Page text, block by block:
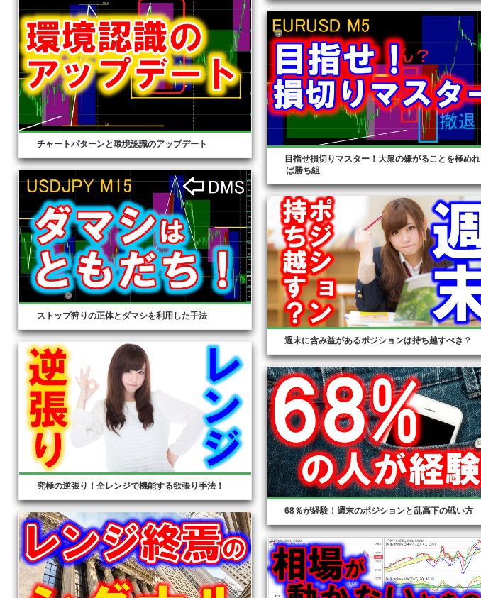
チャートパターンと環境認識のアップデート
目指せ損切りマスター！大衆の嫌がることを極めれ
ば勝ち組
ストップ狩りの正体とダマシを利用した手法
週末に含み益があるポジションは持ち越すべき？
究極の逆張り！全レンジで機能する欲張り手法！
68％が経験！週末のポジションと乱高下の戦い方